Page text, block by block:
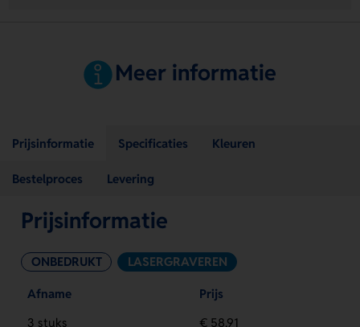
Meer informatie
Prijsinformatie Specificaties Kleuren
Bestelproces Levering
Prijsinformatie
ONBEDRUKT LASERGRAVEREN
Afname
Prijs
3 stuks
€ 58,91